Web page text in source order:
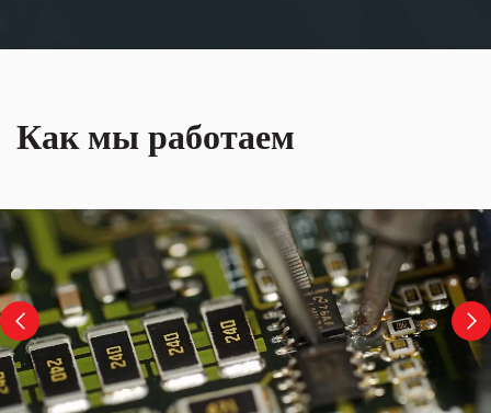
Как мы работаем